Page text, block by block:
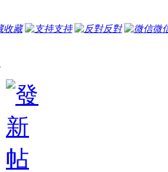
收藏 支持 反對
微